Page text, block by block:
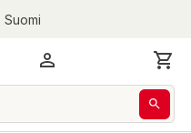
Suomi